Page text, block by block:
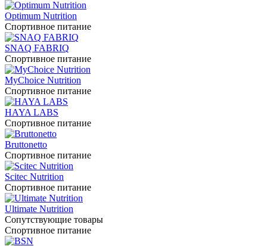
Optimum Nutrition
Спортивное питание
SNAQ FABRIQ
Спортивное питание
MyChoice Nutrition
Спортивное питание
HAYA LABS
Спортивное питание
Bruttonetto
Спортивное питание
Scitec Nutrition
Спортивное питание
Ultimate Nutrition
Сопутствующие товары
Спортивное питание